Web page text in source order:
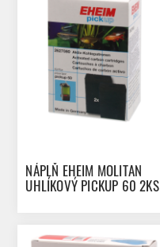
NÁPLŇ EHEIM MOLITAN
UHLÍKOVÝ PICKUP 60 2KS